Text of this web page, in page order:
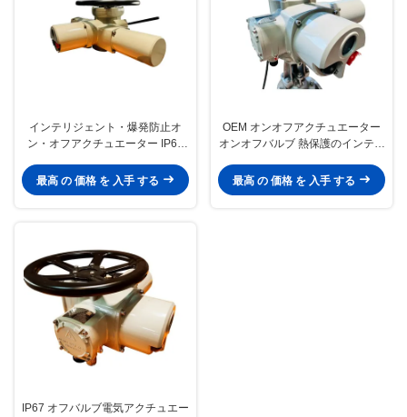
インテリジェント・爆発防止オ
ン・オフアクチュエーター IP67
最高 の 価格 を 入手 する
OEM オンオフアクチュエーター
オンオフバルブ 熱保護のインテリ
最高 の 価格 を 入手 する
IP67 オフバルブ電気アクチュエー